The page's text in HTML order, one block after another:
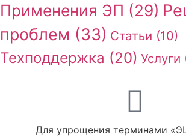
Применения ЭП (29)
проблем (33) Статьи (10)
Техподдержка (20) Услуги
Для упрощения терминами